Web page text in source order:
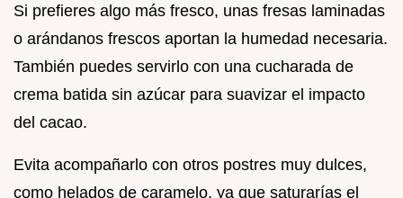
Si prefieres algo más fresco, unas fresas laminadas
o arándanos frescos aportan la humedad necesaria.
También puedes servirlo con una cucharada de
crema batida sin azúcar para suavizar el impacto
del cacao.
Evita acompañarlo con otros postres muy dulces,
como helados de caramelo, ya que saturarías el